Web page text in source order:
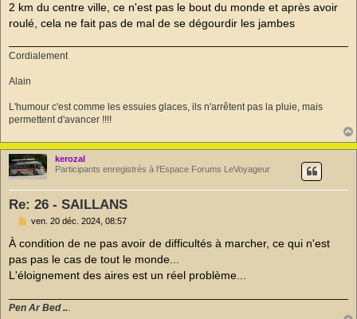
2 km du centre ville, ce n'est pas le bout du monde et après avoir
roulé, cela ne fait pas de mal de se dégourdir les jambes
Cordialement
Alain
L'humour c'est comme les essuies glaces, ils n'arrêtent pas la pluie, mais
permettent d'avancer !!!!
kerozal
Participants enregistrés à l'Espace Forums LeVoyageur
Re: 26 - SAILLANS
M
s
a
g
e
o
n
ven. 20 déc. 2024, 08:57
À condition de ne pas avoir de difficultés à marcher, ce qui n'est
pas pas le cas de tout le monde...
L'éloignement des aires est un réel problème...
Pen Ar Bed ...